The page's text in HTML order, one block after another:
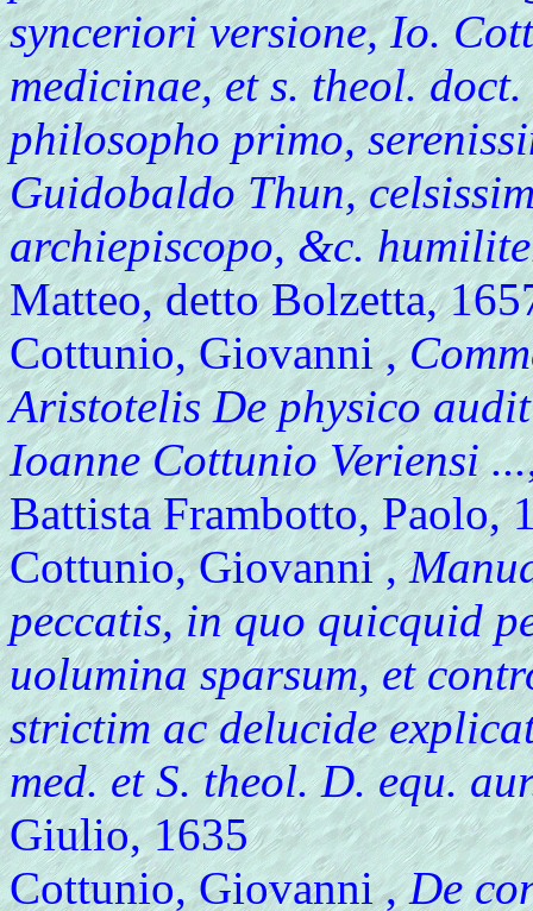
synceriori versione, Io.
medicinae, et s. theol.
philosopho primo,
Guidobaldo Thun,
archiepiscopo, &c.
Matteo, detto Bolzetta,
Cottunio, Giovanni ,
Aristotelis De physico
Ioanne Cottunio Veriensi ...
Battista Frambotto, Paolo,
Cottunio, Giovanni ,
peccatis, in quo quicquid
uolumina sparsum, et
strictim ac delucide
med. et S. theol. D. equ.
Giulio, 1635
Cottunio, Giovanni ,De